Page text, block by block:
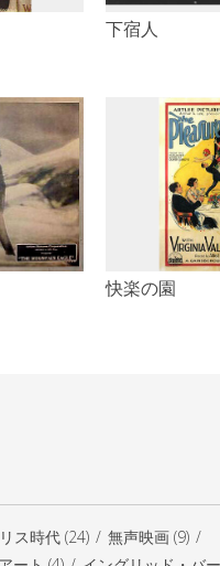
下宿人
快楽の園
ス時代 (24)
無声映画 (9)